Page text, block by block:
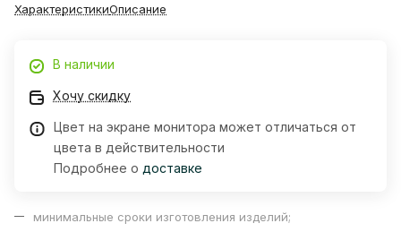
ХарактеристикиОписание
В наличии
Хочу скидку
Цвет на экране монитора может отличаться от
цвета в действительности
Подробнее о доставке
минимальные сроки изготовления изделий;